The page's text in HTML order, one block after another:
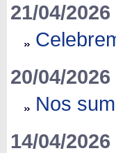
21/04/2026
20/04/2026
Nos
14/04/2026